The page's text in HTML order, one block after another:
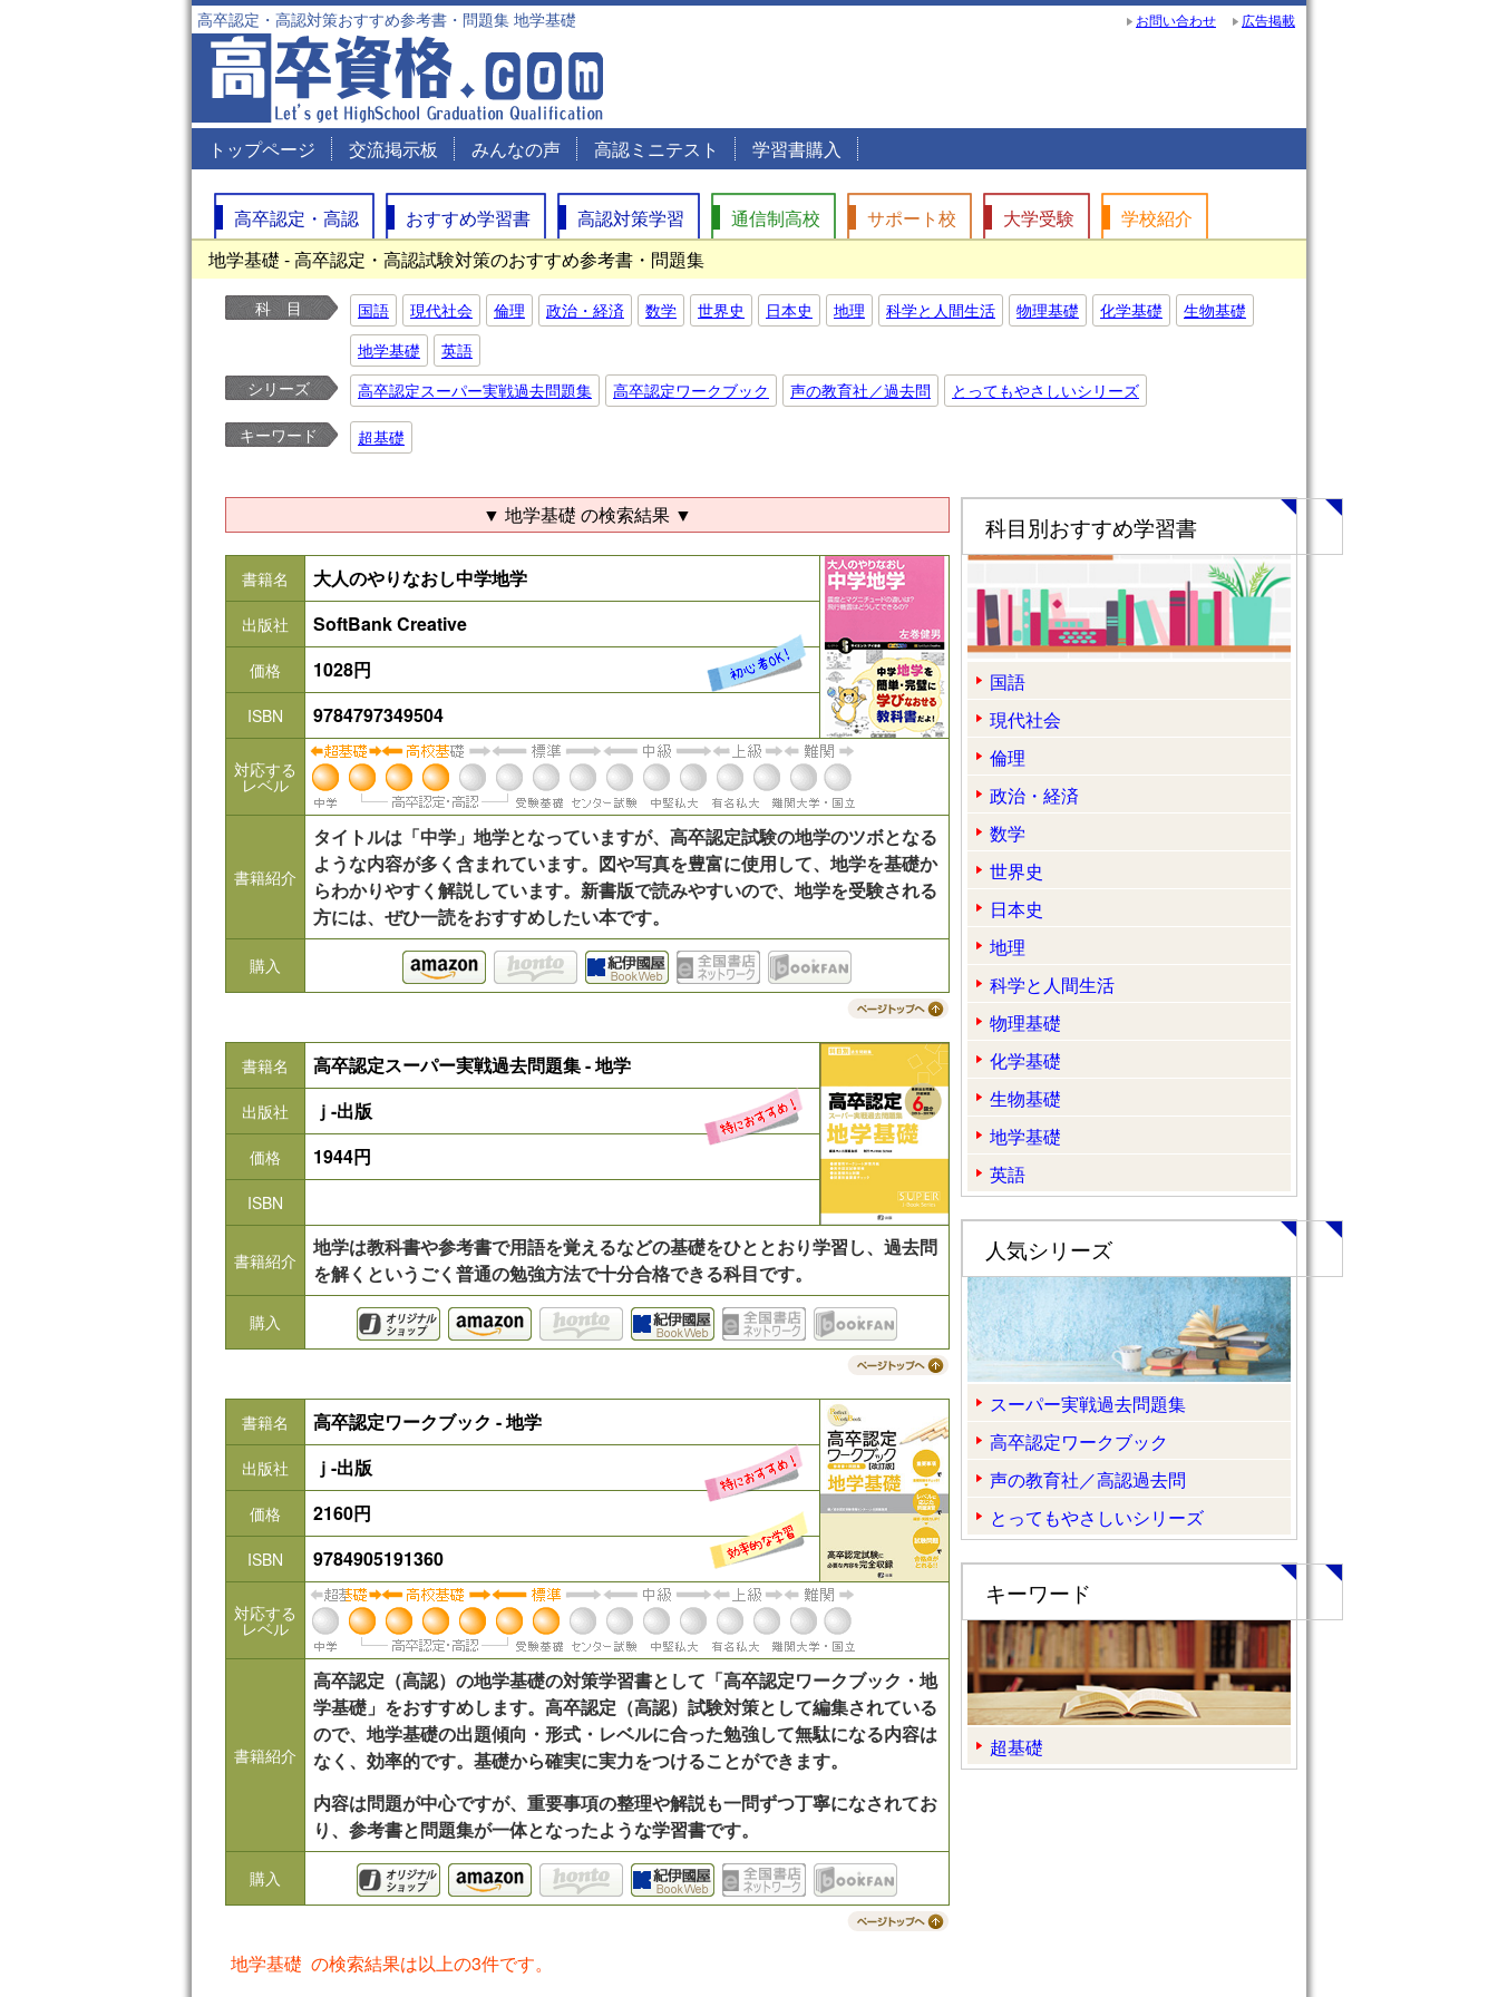
高卒認定・高認対策おすすめ参考書・問題集 地学基礎 お問い合わせ 広告掲載
トップページ 交流掲示板 みんなの声 高認ミニテスト 学習書購入
高卒認定・高認 おすすめ学習書 高認対策学習 通信制高校 サポート校 大学受験
学校紹介
地学基礎 - 高卒認定・高認試験対策のおすすめ参考書・問題集
科 目 国語 現代社会 倫理 政治・経済 数学 世界史 日本史 地理 科学と人間生活 物理基礎 化学基礎
生物基礎
地学基礎
英語
シリーズ
高卒認定スーパー実戦過去問題集 高卒認定ワークブック 声の教育社／過去問
とってもやさしいシリーズ
キーワード
超基礎
▼ 地学基礎 の検索結果 ▼
書籍名 大人のやりなおし中学地学
出版社 SoftBank Creative
価格 1028円
ISBN 9784797349504
対応する
レベル
書籍紹介
タイトルは「中学」地学となっていますが、高卒認定試験の地学のツボとなる
ような内容が多く含まれています。図や写真を豊富に使用して、地学を基礎か
らわかりやすく解説しています。新書版で読みやすいので、地学を受験される
方には、ぜひ一読をおすすめしたい本です。
購入 amazon kino
書籍名 高卒認定スーパー実戦過去問題集 - 地学
出版社 ｊ-出版
価格 1944円
ISBN
書籍紹介
地学は教科書や参考書で用語を覚えるなどの基礎をひととおり学習し、過去問
を解くというごく普通の勉強方法で十分合格できる科目です。
購入 amazon kino
書籍名 高卒認定ワークブック - 地学
出版社 ｊ-出版
価格 2160円
ISBN 9784905191360
対応する
レベル
書籍紹介
高卒認定（高認）の地学基礎の対策学習書として「高卒認定ワークブック・地
学基礎」をおすすめします。高卒認定（高認）試験対策として編集されている
ので、地学基礎の出題傾向・形式・レベルに合った勉強して無駄になる内容は
なく、効率的です。基礎から確実に実力をつけることができます。
内容は問題が中心ですが、重要事項の整理や解説も一問ずつ丁寧になされてお
り、参考書と問題集が一体となったような学習書です。
購入 amazon
地学基礎 の検索結果は以上の3件です。
科目別おすすめ学習書
国語
現代社会
倫理
政治・経済
数学
世界史
日本史
地理
科学と人間生活
物理基礎
化学基礎
生物基礎
地学基礎
英語
人気シリーズ
スーパー実戦過去問題集
高卒認定ワークブック
声の教育社／高認過去問
とってもやさしいシリーズ
キーワード
超基礎